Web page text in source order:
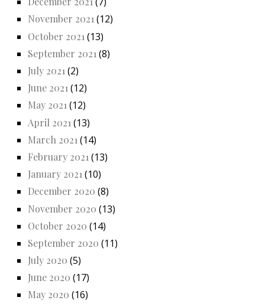
November 2021(12)
October 2021 (13)
September 2021 (8)
July 2021 (2)
June 2021(12)
May 2021(12)
April 2021 (13)
March 2021 (14)
February 2021 (13)
January 2021 (10)
December 2020 (8)
November 2020 (13)
October 2020 (14)
September 2020 (11)
July 2020 (5)
June 2020 (17)
May 2020 (16)